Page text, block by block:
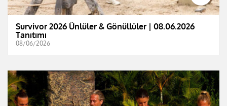
Survivor 2026 Ünlüler & Gönüllüler | 08.06.2026
Tanıtımı
08/06/2026